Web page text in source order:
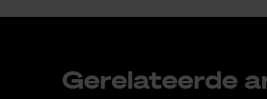
Ge­re­la­teer­de